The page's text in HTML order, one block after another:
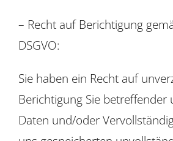
– Recht auf Berichtigung
DSGVO:
Sie haben ein Recht auf
Berichtigung Sie betreffender
Daten und/oder